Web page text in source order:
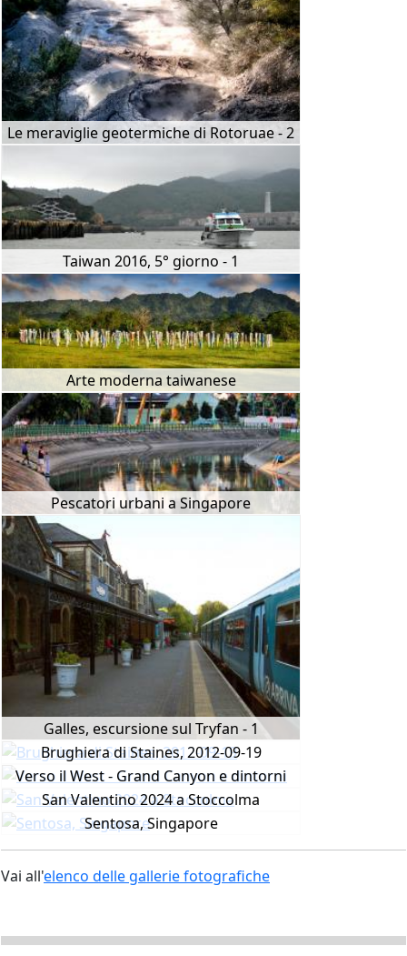
Le meraviglie geotermiche di Rotoruae - 2
Taiwan 2016, 5° giorno - 1
Arte moderna taiwanese
Pescatori urbani a Singapore
Galles, escursione sul Tryfan - 1
Brughiera di Staines, 2012-09-19
Verso il West - Grand Canyon e dintorni
San Valentino 2024 a Stoccolma
Sentosa, Singapore
Vai all'elenco delle gallerie fotografiche